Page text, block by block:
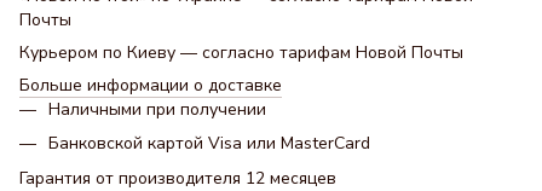
Почты
Курьером по Киеву — согласно тарифам Новой Почты
Больше информации о доставке
Наличными при получении
Банковской картой Visa или MasterCard
Гарантия от производителя 12 месяцев